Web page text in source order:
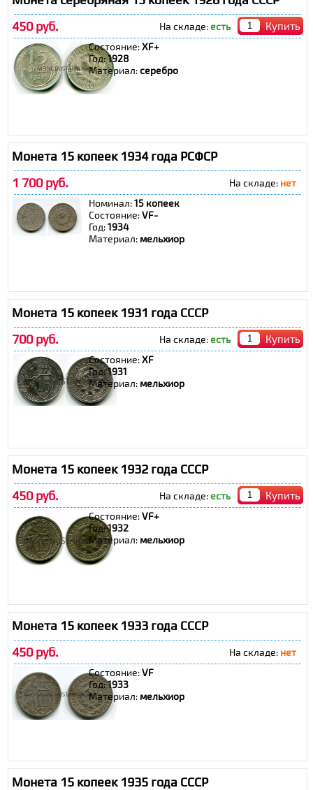
450 руб.
На складе:есть Купить
Состояние:XF+
Год:1928
Материал:серебро
Монета 15 копеек 1934 года РСФСР
1 700 руб.
На складе: нет
Номинал:15 копеек
Состояние:VF-
Год:1934
Материал: мельхиор
Монета 15 копеек 1931 года СССР
700 руб.
На складе:есть Купить
Состояние:XF
Год:1931
Материал: мельхиор
Монета 15 копеек 1932 года СССР
450 руб.
На складе:есть Купить
Состояние:VF+
Год:1932
Материал: мельхиор
Монета 15 копеек 1933 года СССР
450 руб.
На складе: нет
Состояние:VF
Год:1933
Материал: мельхиор
Монета 15 копеек 1935 года СССР